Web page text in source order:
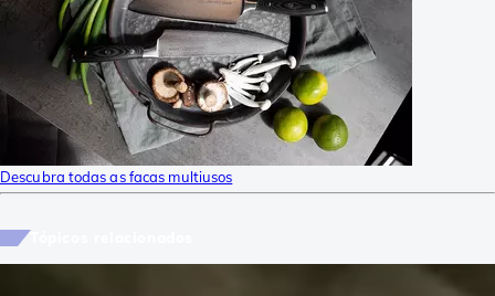
Descubra todas as facas multiusos